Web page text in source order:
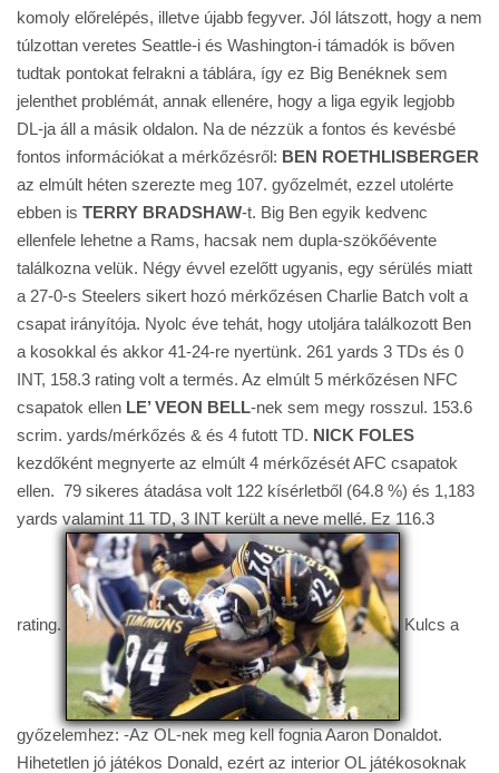
komoly előrelépés, illetve újabb fegyver. Jól látszott, hogy a nem
túlzottan veretes Seattle-i és Washington-i támadók is bőven
tudtak pontokat felrakni a táblára, így ez Big Benéknek sem
jelenthet problémát, annak ellenére, hogy a liga egyik legjobb
DL-ja áll a másik oldalon. Na de nézzük a fontos és kevésbé
fontos információkat a mérkőzésről: BEN ROETHLISBERGER
az elmúlt héten szerezte meg 107. győzelmét, ezzel utolérte
ebben is TERRY BRADSHAW-t. Big Ben egyik kedvenc
ellenfele lehetne a Rams, hacsak nem dupla-szökőévente
találkozna velük. Négy évvel ezelőtt ugyanis, egy sérülés miatt
a 27-0-s Steelers sikert hozó mérkőzésen Charlie Batch volt a
csapat irányítója. Nyolc éve tehát, hogy utoljára találkozott Ben
a kosokkal és akkor 41-24-re nyertünk. 261 yards 3 TDs és 0
INT, 158.3 rating volt a termés. Az elmúlt 5 mérkőzésen NFC
csapatok ellen LE’ VEON BELL-nek sem megy rosszul. 153.6
scrim. yards/mérkőzés & és 4 futott TD. NICK FOLES
kezdőként megnyerte az elmúlt 4 mérkőzését AFC csapatok
ellen. 79 sikeres átadása volt 122 kísérletből (64.8 %) és 1,183
yards valamint 11 TD, 3 INT került a neve mellé. Ez 116.3
rating. Kulcs a
győzelemhez: -Az OL-nek meg kell fognia Aaron Donaldot.
Hihetetlen jó játékos Donald, ezért az interior OL játékosoknak